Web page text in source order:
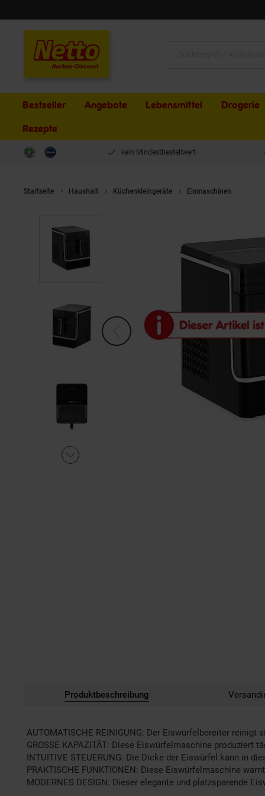
Bestseller Angebote Lebensmittel Drogerie
Rezepte
kein Mindestbestellwert
Startseite Haushalt Küchenkleingeräte Eismaschinen
Produktbeschreibung
AUTOMATISCHE REINIGUNG: Der Eiswürfelbereiter reinigt
GROSSE KAPAZITÄT: Diese Eiswürfelmaschine
INTUITIVE STEUERUNG: Die Dicke der Eiswürfel kann in
PRAKTISCHE FUNKTIONEN: Diese Eiswürfelmaschine
MODERNES DESIGN: Dieser elegante und platzsparende